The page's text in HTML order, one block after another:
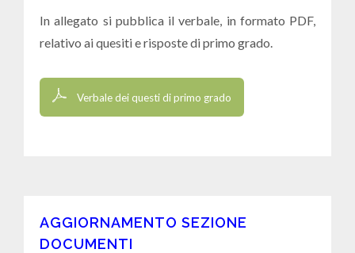
In allegato si pubblica il verbale, in formato PDF,
relativo ai quesiti e risposte di primo grado.
Verbale dei questi di primo grado
AGGIORNAMENTO SEZIONE
DOCUMENTI